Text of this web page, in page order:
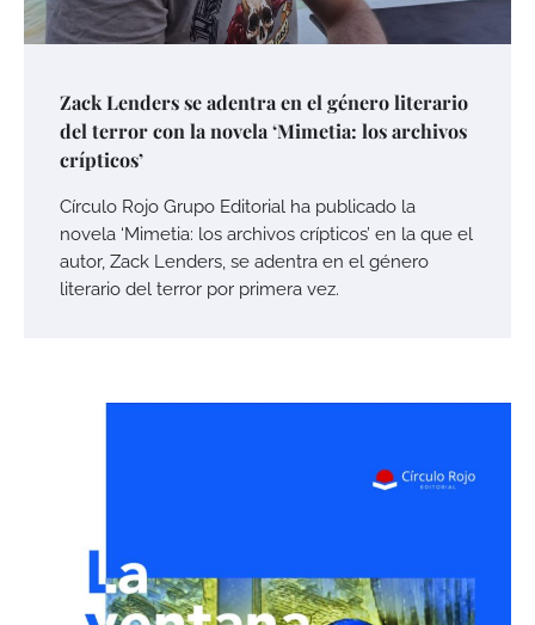
Zack Lenders se adentra en el género literario
del terror con la novela ‘Mimetia: los archivos
crípticos’
Círculo Rojo Grupo Editorial ha publicado la
novela ‘Mimetia: los archivos crípticos’ en la que el
autor, Zack Lenders, se adentra en el género
literario del terror por primera vez.